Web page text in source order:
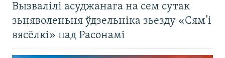
Вызвалілі асуджанага на сем сутак
зьняволеньня ўдзельніка зьезду «Сям’і
вясёлкі» пад Расонамі